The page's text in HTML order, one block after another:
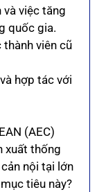
và việc tăng
quốc gia.
viên cũ
hợp tác với
(AEC)
xuất thống
nội tại lớn
tiêu này?